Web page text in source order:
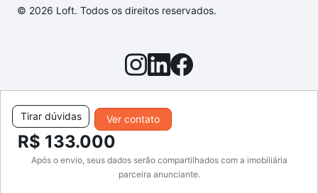
Ver contato
Tirar dúvidas
R$ 133.000
Após o envio, seus dados serão compartilhados com a imobiliária
parceira anunciante.
© 2026 Loft. Todos os direitos reservados.